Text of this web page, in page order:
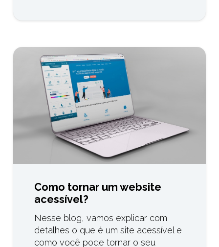
Como tornar um website
acessível?
Nesse blog, vamos explicar com
detalhes o que é um site acessível e
como você pode tornar o seu